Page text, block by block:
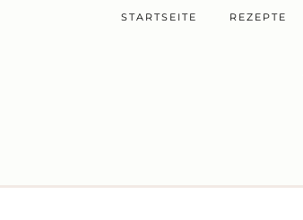
STARTSEITE REZEPTE